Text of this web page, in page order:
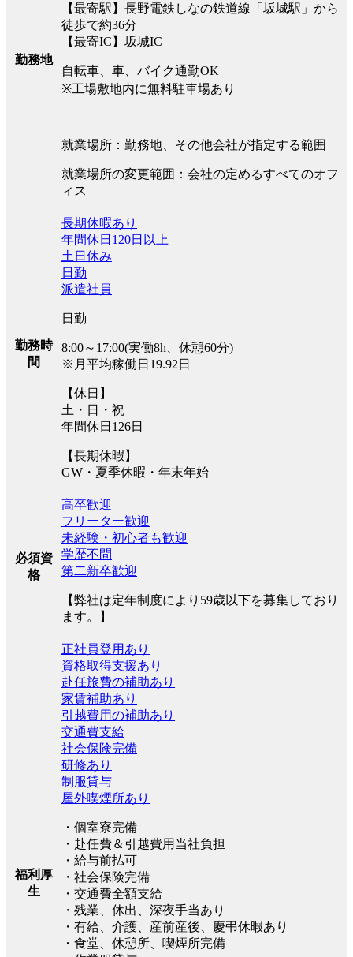
勤務地
【最寄駅】長野電鉄しなの鉄道線「坂城駅」から
徒歩で約36分
【最寄IC】坂城IC
自転車、車、バイク通勤OK
※工場敷地内に無料駐車場あり
就業場所：勤務地、その他会社が指定する範囲
就業場所の変更範囲：会社の定めるすべてのオフ
ィス
勤務時
間
長期休暇あり
年間休日120日以上
土日休み
日勤
派遣社員
日勤
8:00～17:00(実働8h、休憩60分)
※月平均稼働日19.92日
【休日】
土・日・祝
年間休日126日
【長期休暇】
GW・夏季休暇・年末年始
必須資
格
高卒歓迎
フリーター歓迎
未経験・初心者も歓迎
学歴不問
第二新卒歓迎
【弊社は定年制度により59歳以下を募集しており
ます。】
福利厚
生
正社員登用あり
資格取得支援あり
赴任旅費の補助あり
家賃補助あり
引越費用の補助あり
交通費支給
社会保険完備
研修あり
制服貸与
屋外喫煙所あり
・個室寮完備
・赴任費＆引越費用当社負担
・給与前払可
・社会保険完備
・交通費全額支給
・残業、休出、深夜手当あり
・有給、介護、産前産後、慶弔休暇あり
・食堂、休憩所、喫煙所完備